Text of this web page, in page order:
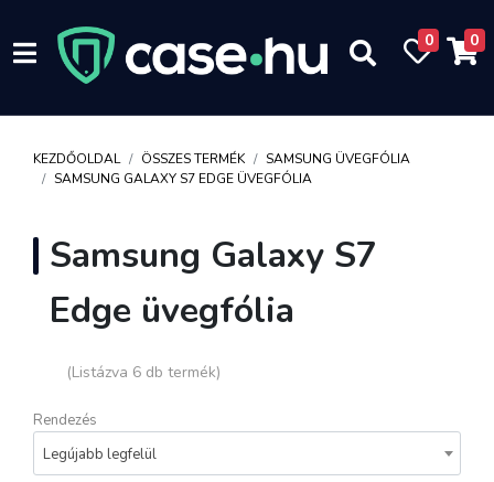
0 0
KEZDŐOLDAL ÖSSZES TERMÉK
SAMSUNG ÜVEGFÓLIA
SAMSUNG GALAXY S7 EDGE ÜVEGFÓLIA
Samsung Galaxy S7
Edge üvegfólia
(Listázva 6 db termék)
Rendezés
Legújabb legfelül